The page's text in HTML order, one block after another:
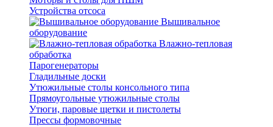
Устройства отсоса
Вышивальное
оборудование
Влажно-тепловая
обработка
Парогенераторы
Гладильные доски
Утюжильные столы консольного типа
Прямоугольные утюжильные столы
Утюги, паровые щетки и пистолеты
Прессы формовочные